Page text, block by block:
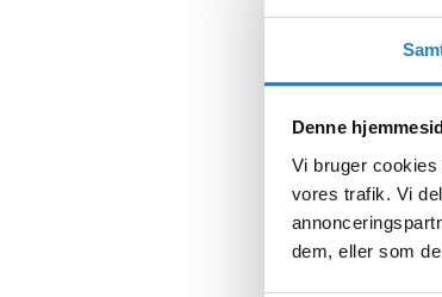
Denne
Vi bruger
vores trafik. Vi
dem, eller som